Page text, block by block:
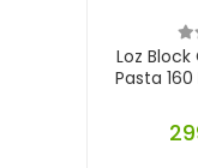
Loz
Pasta